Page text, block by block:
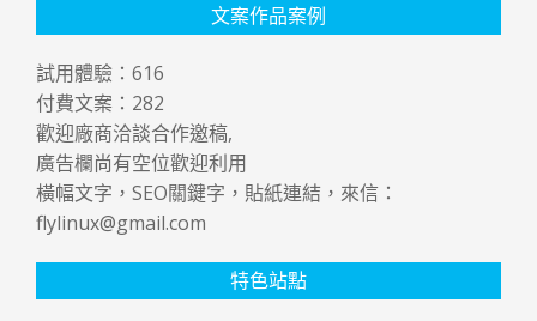
文案作品案例
試用體驗： 616
付費文案： 282
歡迎廠商洽談合作邀稿,
廣告欄尚有空位歡迎利用
橫幅文字，SEO關鍵字，貼紙連結，來信：
flylinux@gmail.com
特色站點